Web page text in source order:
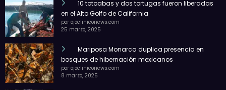
10 totoabas y dos tortugas fueron liberadas
en el Alto Golfo de California
por ojocliniconews.com
25 marzo, 2025
Mariposa Monarca duplica presencia en
bosques de hibernación mexicanos
por ojocliniconews.com
8 marzo, 2025